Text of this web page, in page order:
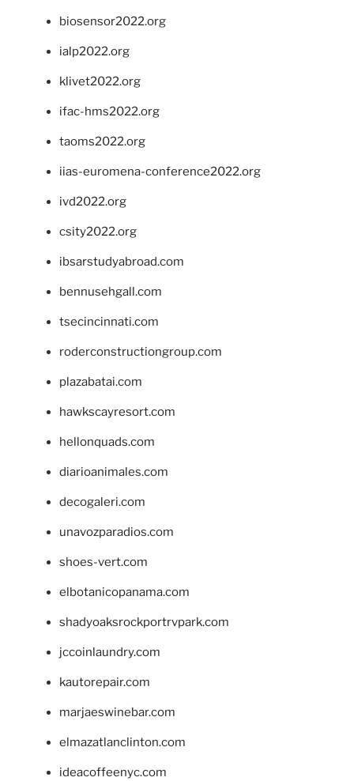
biosensor2022.org
ialp2022.org
klivet2022.org
ifac-hms2022.org
taoms2022.org
iias-euromena-conference2022.org
ivd2022.org
csity2022.org
ibsarstudyabroad.com
bennusehgall.com
tsecincinnati.com
roderconstructiongroup.com
plazabatai.com
hawkscayresort.com
hellonquads.com
diarioanimales.com
decogaleri.com
unavozparadios.com
shoes-vert.com
elbotanicopanama.com
shadyoaksrockportrvpark.com
jccoinlaundry.com
kautorepair.com
marjaeswinebar.com
elmazatlanclinton.com
ideacoffeenyc.com